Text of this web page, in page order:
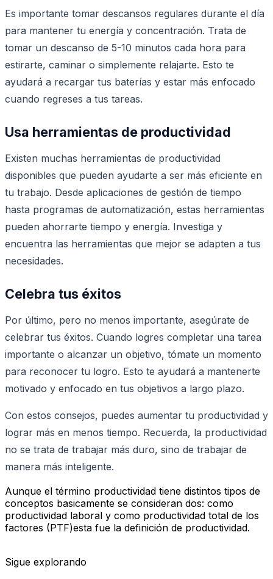
Es importante tomar descansos regulares durante el día
para mantener tu energía y concentración. Trata de
tomar un descanso de 5-10 minutos cada hora para
estirarte, caminar o simplemente relajarte. Esto te
ayudará a recargar tus baterías y estar más enfocado
cuando regreses a tus tareas.
Usa herramientas de productividad
Existen muchas herramientas de productividad
disponibles que pueden ayudarte a ser más eficiente en
tu trabajo. Desde aplicaciones de gestión de tiempo
hasta programas de automatización, estas herramientas
pueden ahorrarte tiempo y energía. Investiga y
encuentra las herramientas que mejor se adapten a tus
necesidades.
Celebra tus éxitos
Por último, pero no menos importante, asegúrate de
celebrar tus éxitos. Cuando logres completar una tarea
importante o alcanzar un objetivo, tómate un momento
para reconocer tu logro. Esto te ayudará a mantenerte
motivado y enfocado en tus objetivos a largo plazo.
Con estos consejos, puedes aumentar tu productividad y
lograr más en menos tiempo. Recuerda, la productividad
no se trata de trabajar más duro, sino de trabajar de
manera más inteligente.
Aunque el término productividad tiene distintos tipos de
conceptos basicamente se consideran dos: como
productividad laboral y como productividad total de los
factores (PTF)esta fue la definición de productividad.
Sigue explorando